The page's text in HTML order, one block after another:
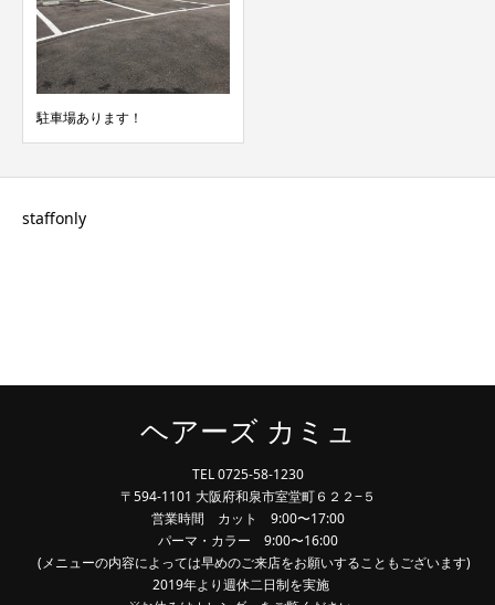
駐車場あります！
staffonly
ヘアーズ カミュ
TEL 0725-58-1230
〒594-1101 大阪府和泉市室堂町６２２−５
営業時間 カット 9:00〜17:00
パーマ・カラー 9:00〜16:00
(メニューの内容によっては早めのご来店をお願いすることもございます)
2019年より週休二日制を実施